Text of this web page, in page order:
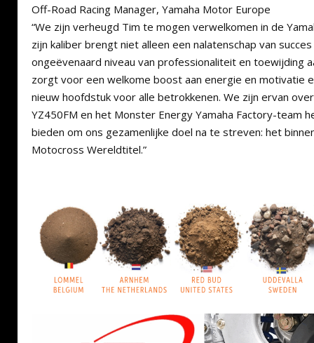
Off-Road Racing Manager, Yamaha Motor Europe
“We zijn verheugd Tim te mogen verwelkomen in de
zijn kaliber brengt niet alleen een nalatenschap van
ongeëvenaard niveau van professionaliteit en toewijding
zorgt voor een welkome boost aan energie en motivatie
nieuw hoofdstuk voor alle betrokkenen. We zijn ervan
YZ450FM en het Monster Energy Yamaha Factory-team
bieden om ons gezamenlijke doel na te streven: het
Motocross Wereldtitel.”